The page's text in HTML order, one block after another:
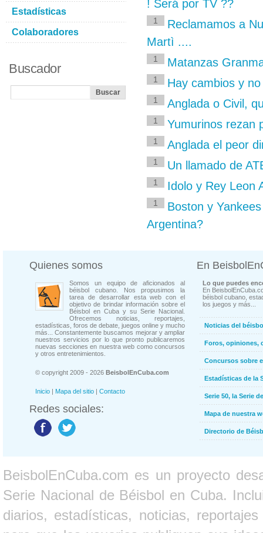
! Será por TV ??
1
Reclamamos a
Martì ....
1 Matanzas
1 Hay cambios y
1 Anglada o Civil,
1 Yumurinos rezan
1 Anglada el peor
1 Un llamado de
1 Idolo y Rey Leon
1
Boston y
Argentina?
Estadísticas
Colaboradores
Buscador
Quienes somos
Somos un equipo de aficionados al
béisbol cubano. Nos propusimos la
tarea de desarrollar esta web con el
objetivo de brindar información sobre el
Béisbol en Cuba y su Serie Nacional.
Ofrecemos noticias, reportajes,
estadísticas, foros de debate, juegos online y mucho
más... Constantemente buscamos mejorar y ampliar
nuestros servicios por lo que pronto publicaremos
nuevas secciones en nuestra web como concursos
y otros entretenimientos.
© copyright 2009 - 2026 BeisbolEnCuba.com
Inicio | Mapa del sitio | Contacto
Redes sociales:
En
Lo que puedes
En
béisbol cubano,
los juegos y más...
Noticias del
Foros, opiniones,
Concursos sobre
Estadísticas de la
Serie 50, la Serie
Mapa de nuestra
Directorio de
BeisbolEnCuba.com es un proyecto
Serie Nacional de Béisbol en Cuba.
diarios, estadísticas, noticias,